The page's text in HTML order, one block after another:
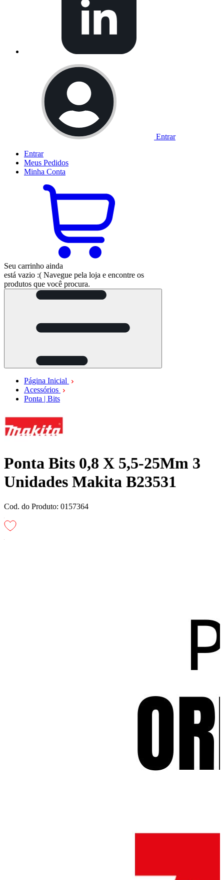
Entrar
Entrar
Meus Pedidos
Minha Conta
Seu carrinho ainda
está vazio :( Navegue pela loja e encontre os
produtos que você procura.
Página Inicial
Acessórios
Ponta | Bits
Ponta Bits 0,8 X 5,5-25Mm 3
Unidades Makita B23531
Cod. do Produto: 0157364